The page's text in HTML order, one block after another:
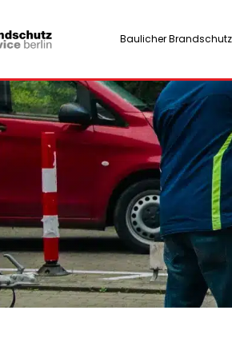
Baulicher Brandschutz